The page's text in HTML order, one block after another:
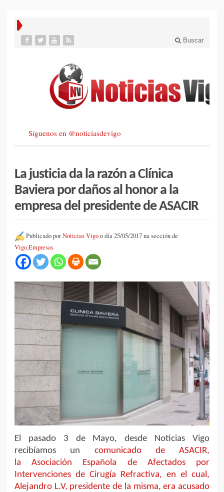
Buscar
Síguenos en @noticiasdevigo
La justicia da la razón a Clínica
Baviera por daños al honor a la
empresa del presidente de ASACIR
Publicado porNoticias Vigoo día 25/05/2017 na sección de
Vigo,Empresas
El pasado 3 de Mayo, desde Noticias Vigo
recibíamos un comunicado de ASACIR,
la Asociación Española de Afectados por
Intervenciones de Cirugía Refractiva, en el cual,
Alejandro L.V, presidente de la misma, era acusado